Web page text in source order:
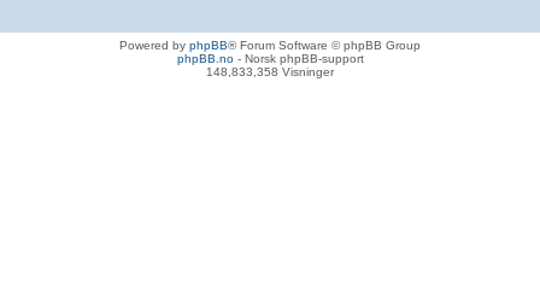
Powered by phpBB® Forum Software © phpBB Group
phpBB.no- Norsk phpBB-support
148,833,358 Visninger